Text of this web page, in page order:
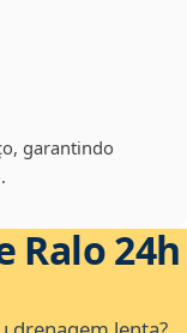
garantindo
Ralo 24h